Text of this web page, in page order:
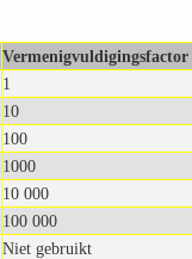
Vermenigvuldigingsfactor
1
10
100
1000
10 000
100 000
Niet gebruikt